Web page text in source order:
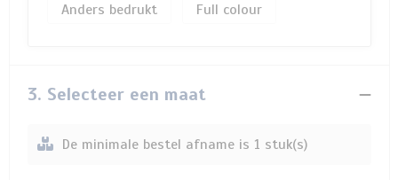
Anders bedrukt
Full colour
3. Selecteer een maat
De minimale bestel afname is 1 stuk(s)